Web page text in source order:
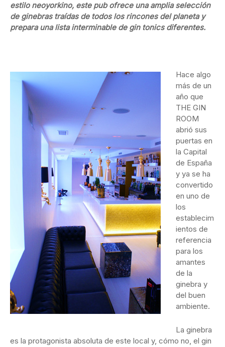
estilo neoyorkino, este pub ofrece una amplia selección
de ginebras traídas de todos los rincones del planeta y
prepara una lista interminable de gin tonics diferentes.
Hace algo
más de un
año que
THE GIN
ROOM
abrió sus
puertas en
la Capital
de España
y ya se ha
convertido
en uno de
los
establecim
ientos de
referencia
para los
amantes
de la
ginebra y
del buen
ambiente.
La ginebra
es la protagonista absoluta de este local y, cómo no, el gin